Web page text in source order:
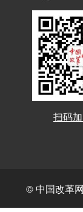
扫码
© 中国改革